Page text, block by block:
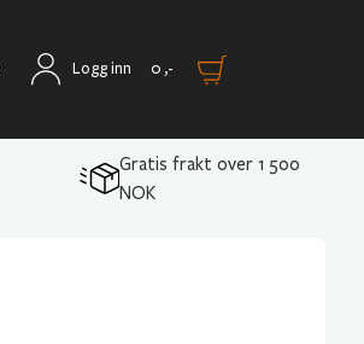
Logg inn 0 ,-
Gratis frakt over 1 500
NOK